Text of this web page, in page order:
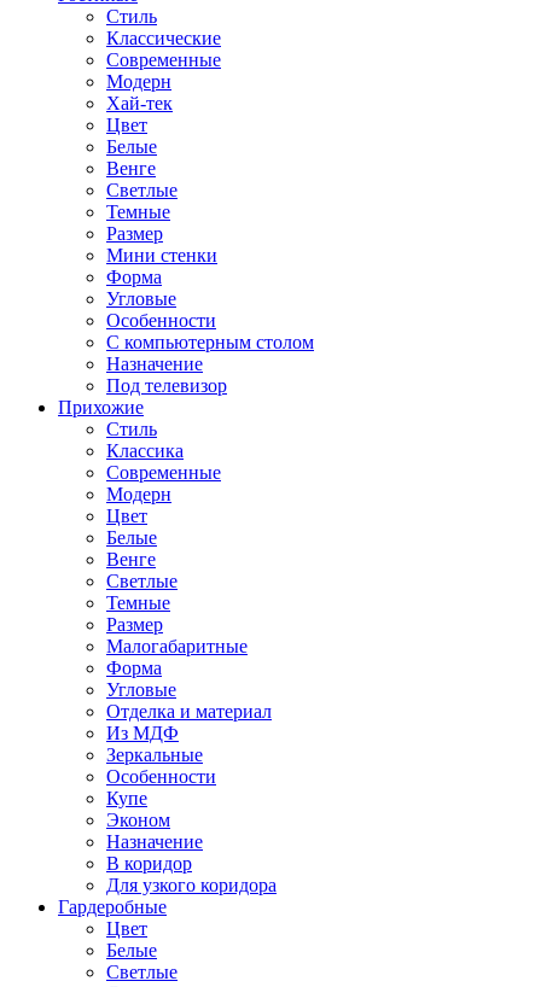
Стиль
Классические
Современные
Модерн
Хай-тек
Цвет
Белые
Венге
Светлые
Темные
Размер
Мини стенки
Форма
Угловые
Особенности
С компьютерным столом
Назначение
Под телевизор
Прихожие
Стиль
Классика
Современные
Модерн
Цвет
Белые
Венге
Светлые
Темные
Размер
Малогабаритные
Форма
Угловые
Отделка и материал
Из МДФ
Зеркальные
Особенности
Купе
Эконом
Назначение
В коридор
Для узкого коридора
Гардеробные
Цвет
Белые
Светлые